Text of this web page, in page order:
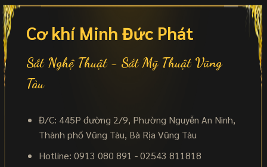
Cơ khí Minh Đức Phát
Sắt Nghệ Thuật - Sắt Mỹ Thuật Vũng
Tàu
Đ/C: 445P đường 2/9, Phường Nguyễn An Ninh,
Thành phố Vũng Tàu, Bà Rịa Vũng Tàu
Hotline: 0913 080 891 - 02543 811818